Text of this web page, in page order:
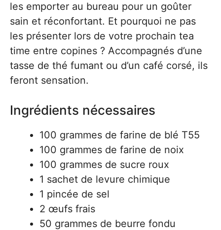
les emporter au bureau pour un goûter
sain et réconfortant. Et pourquoi ne pas
les présenter lors de votre prochain tea
time entre copines ? Accompagnés d’une
tasse de thé fumant ou d’un café corsé, ils
feront sensation.
Ingrédients nécessaires
100 grammes de farine de blé T55
100 grammes de farine de noix
100 grammes de sucre roux
1 sachet de levure chimique
1 pincée de sel
2 œufs frais
50 grammes de beurre fondu